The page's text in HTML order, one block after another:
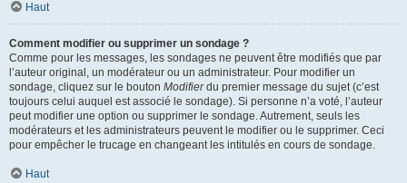
Haut
Comment modifier ou supprimer un sondage ?
Comme pour les messages, les sondages ne peuvent être modifiés que par
l’auteur original, un modérateur ou un administrateur. Pour modifier un
sondage, cliquez sur le bouton Modifierdu premier message du sujet (c’est
toujours celui auquel est associé le sondage). Si personne n’a voté, l’auteur
peut modifier une option ou supprimer le sondage. Autrement, seuls les
modérateurs et les administrateurs peuvent le modifier ou le supprimer. Ceci
pour empêcher le trucage en changeant les intitulés en cours de sondage.
Haut